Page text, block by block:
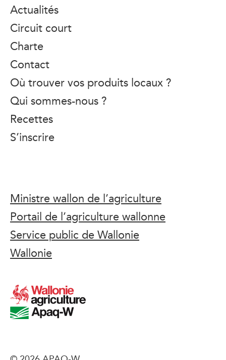
Actualités
Circuit court
Charte
Contact
Où trouver vos produits locaux ?
Qui sommes-nous ?
Recettes
S’inscrire
Ministre wallon de l’agriculture
Portail de l’agriculture wallonne
Service public de Wallonie
Wallonie